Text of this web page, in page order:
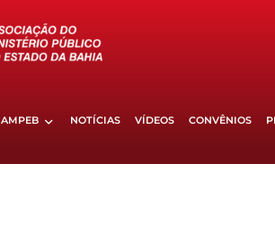
AMPEB NOTÍCIAS VÍDEOS CONVÊNIOS